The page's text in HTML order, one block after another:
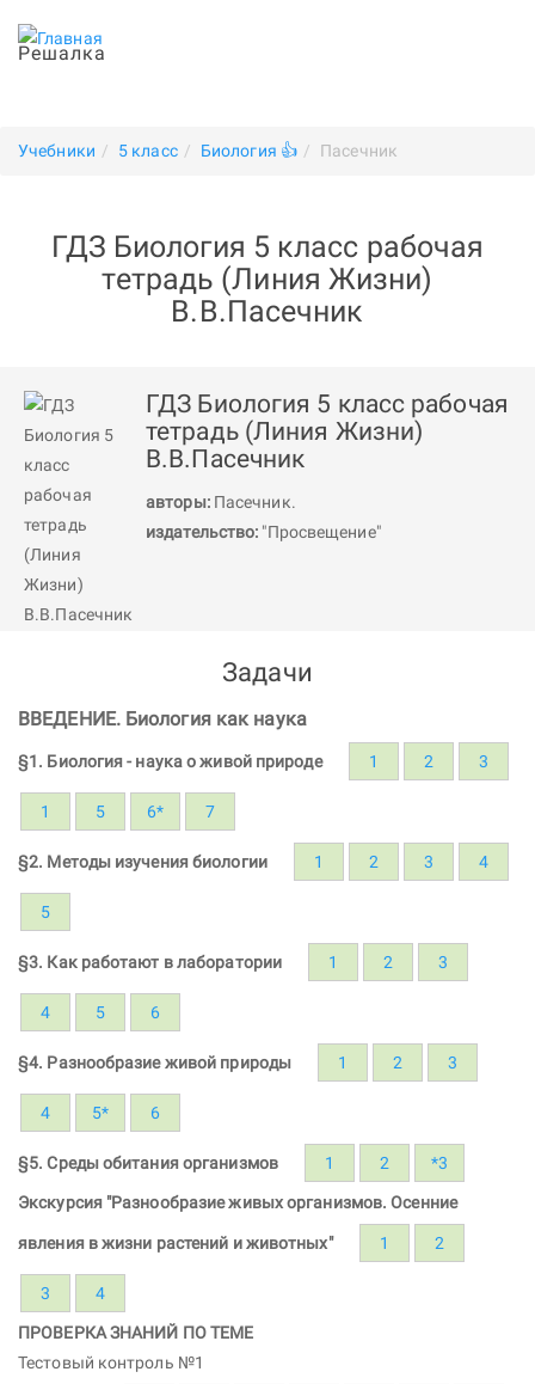
Решалка
Учебники 5 класс Биология 👍 Пасечник
ГДЗ Биология 5 класс рабочая
тетрадь (Линия Жизни)
В.В.Пасечник
ГДЗ Биология 5 класс рабочая
тетрадь (Линия Жизни)
В.В.Пасечник
авторы: Пасечник.
издательство: "Просвещение"
Задачи
ВВЕДЕНИЕ. Биология как наука
§1. Биология - наука о живой природе 1 2 3
1 5 6* 7
§2. Методы изучения биологии 1 2 3 4
5
§3. Как работают в лаборатории 1 2 3
4 5 6
§4. Разнообразие живой природы 1 2 3
4 5* 6
§5. Среды обитания организмов 1 2 *3
Экскурсия "Разнообразие живых организмов. Осенние
явления в жизни растений и животных" 1 2
3 4
ПРОВЕРКА ЗНАНИЙ ПО ТЕМЕ
Тестовый контроль №1